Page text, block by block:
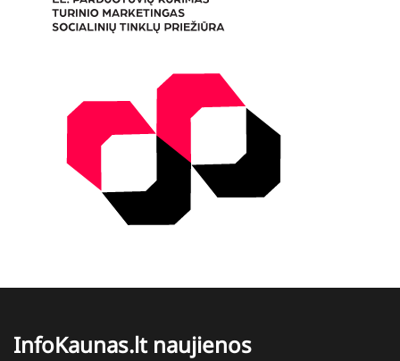
InfoKaunas.lt naujienos